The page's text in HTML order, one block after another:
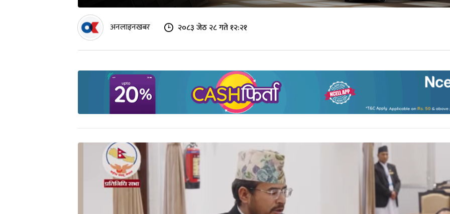
अनलाइनखबर २०८३ जेठ २८ गते १२:२१